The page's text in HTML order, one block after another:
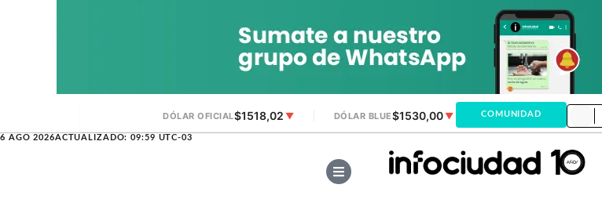
DÓLAR OFICIAL$1518,02 ▼ DÓLAR BLUE$1530,00▼ DÓLAR MEP
6 AGO 2026ACTUALIZADO: 09:59 UTC-03
COMUNIDAD